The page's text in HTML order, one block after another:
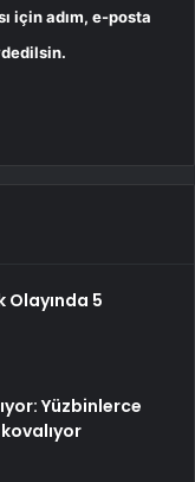
için adım, e-posta
Olayında 5
Yüzbinlerce